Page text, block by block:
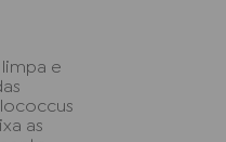
e
as